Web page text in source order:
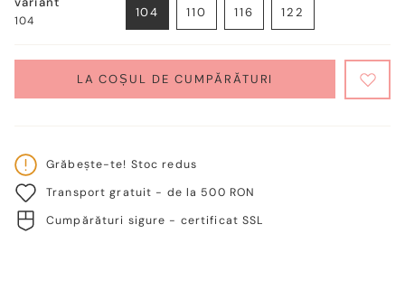
104
104
VARIANTE
ODER
NICHT
VERFÜGBAR
110
VARIANTE
ODER
NICHT
VERFÜGBAR
116
VARIANTE
ODER
NICHT
VERFÜGBAR
122
VARIANTE
ODER
VERFÜGBAR
LA COȘUL DE CUMPĂRĂTURI
Grăbește-te! Stoc redus
Transport gratuit - de la 500 RON
Cumpărături sigure - certificat SSL